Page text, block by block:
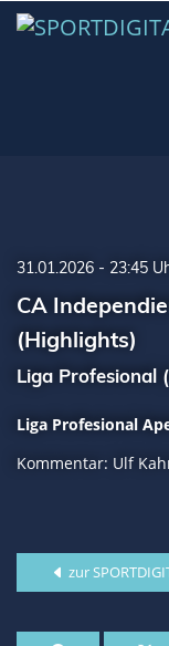
31.01.2026 - 23:45
CA
(Highlights)
Liga Profesional
Liga Profesional
Kommentar: Ulf
zur